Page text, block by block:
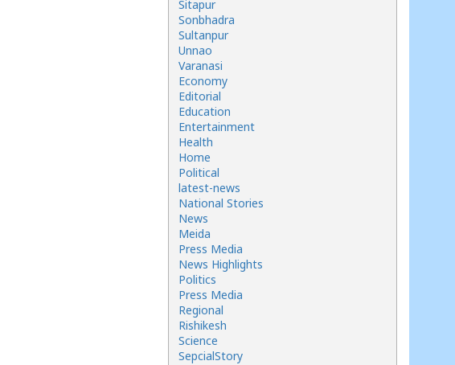
Sitapur
Sonbhadra
Sultanpur
Unnao
Varanasi
Economy
Editorial
Education
Entertainment
Health
Home
Political
latest-news
National Stories
News
Meida
Press Media
News Highlights
Politics
Press Media
Regional
Rishikesh
Science
SepcialStory